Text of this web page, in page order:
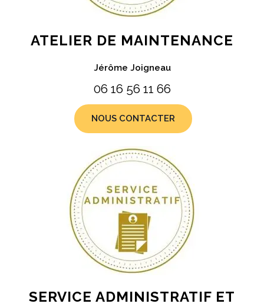
ATELIER DE MAINTENANCE
Jérôme Joigneau
06 16 56 11 66
NOUS CONTACTER
SERVICE ADMINISTRATIF ET